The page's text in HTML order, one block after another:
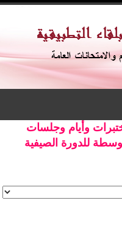
وأيام وجلسات
للدورة الصيفية